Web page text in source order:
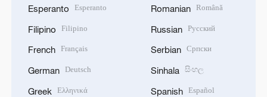
Esperanto Esperanto
Filipino Filipino
French Français
German Deutsch
Greek Ελληνικά
Romanian Română
Russian Русский
Serbian Српски
Sinhala සිංහල
Spanish Español